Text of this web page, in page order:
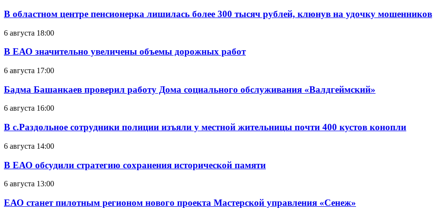
В областном центре пенсионерка лишилась более 300 тысяч рублей, клюнув на удочку мошенников
6 августа 18:00
В ЕАО значительно увеличены объемы дорожных работ
6 августа 17:00
Бадма Башанкаев проверил работу Дома социального обслуживания «Валдгеймский»
6 августа 16:00
В с.Раздольное сотрудники полиции изъяли у местной жительницы почти 400 кустов конопли
6 августа 14:00
В ЕАО обсудили стратегию сохранения исторической памяти
6 августа 13:00
ЕАО станет пилотным регионом нового проекта Мастерской управления «Сенеж»